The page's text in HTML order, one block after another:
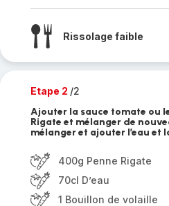
Rissolage faible
Etape 2 /2
Ajouter la sauce tomate ou
Rigate et mélanger de
mélanger et ajouter l’eau et
400g Penne Rigate
70cl D’eau
1 Bouillon de volaille